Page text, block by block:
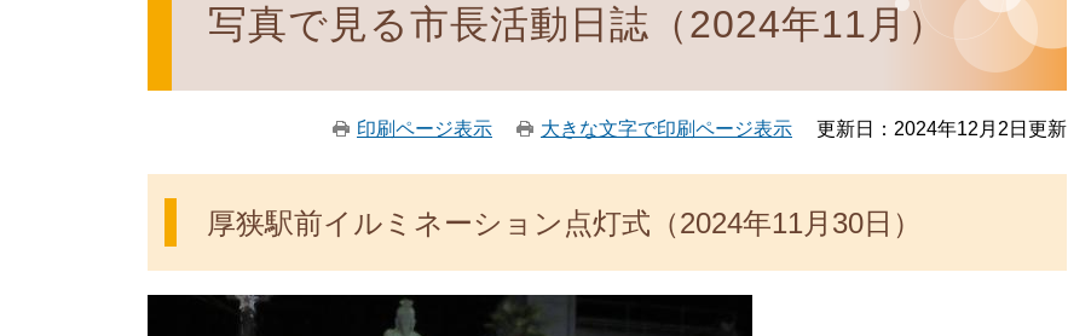
写真で見る市長活動日誌（2024年11月）
印刷ページ表示 大きな文字で印刷ページ表示 更新日：2024年12月2日更新
厚狭駅前イルミネーション点灯式（2024年11月30日）